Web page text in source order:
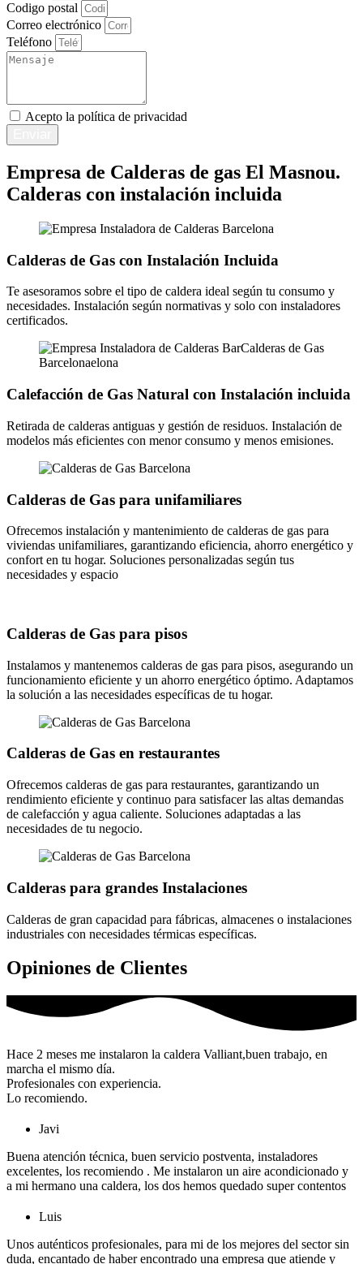
Codigo postal
Correo electrónico
Teléfono
Acepto la política de privacidad
Empresa de Calderas de gas El Masnou.
Calderas con instalación incluida
Calderas de Gas con Instalación Incluida
Te asesoramos sobre el tipo de caldera ideal según tu consumo y
necesidades. Instalación según normativas y solo con instaladores
certificados.
Calefacción de Gas Natural con Instalación incluida
Retirada de calderas antiguas y gestión de residuos. Instalación de
modelos más eficientes con menor consumo y menos emisiones.
Calderas de Gas para unifamiliares
Ofrecemos instalación y mantenimiento de calderas de gas para
viviendas unifamiliares, garantizando eficiencia, ahorro energético y
confort en tu hogar. Soluciones personalizadas según tus
necesidades y espacio
Calderas de Gas para pisos
Instalamos y mantenemos calderas de gas para pisos, asegurando un
funcionamiento eficiente y un ahorro energético óptimo. Adaptamos
la solución a las necesidades específicas de tu hogar.
Calderas de Gas en restaurantes
Ofrecemos calderas de gas para restaurantes, garantizando un
rendimiento eficiente y continuo para satisfacer las altas demandas
de calefacción y agua caliente. Soluciones adaptadas a las
necesidades de tu negocio.
Calderas para grandes Instalaciones
Calderas de gran capacidad para fábricas, almacenes o instalaciones
industriales con necesidades térmicas específicas.
Opiniones de Clientes
Hace 2 meses me instalaron la caldera Valliant,buen trabajo, en
marcha el mismo día.
Profesionales con experiencia.
Lo recomiendo.
Javi
Buena atención técnica, buen servicio postventa, instaladores
excelentes, los recomiendo . Me instalaron un aire acondicionado y
a mi hermano una caldera, los dos hemos quedado super contentos
Luis
Unos auténticos profesionales, para mi de los mejores del sector sin
duda, encantado de haber encontrado una empresa que atiende y